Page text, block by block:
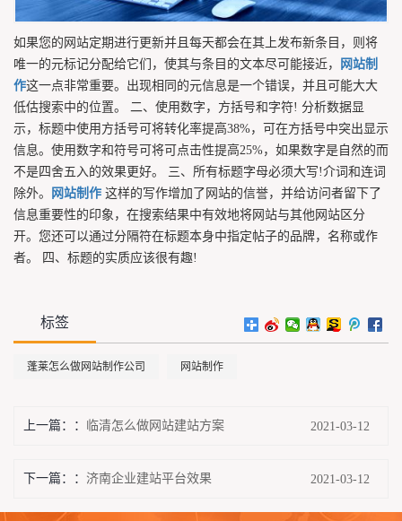
如果您的网站定期进行更新并且每天都会在其上发布新条目，则将
唯一的元标记分配给它们，使其与条目的文本尽可能接近，
网站制
作这一点非常重要。出现相同的元信息是一个错误，并且可能大大
低估搜索中的位置。 二、使用数字，方括号和字符! 分析数据显
示，标题中使用方括号可将转化率提高38%，可在方括号中突出显示
信息。使用数字和符号可将可点击性提高25%，如果数字是自然的而
不是四舍五入的效果更好。 三、所有标题字母必须大写!介词和连词
除外。
网站制作 这样的写作增加了网站的信誉，并给访问者留下了
信息重要性的印象，在搜索结果中有效地将网站与其他网站区分
开。您还可以通过分隔符在标题本身中指定帖子的品牌，名称或作
者。 四、标题的实质应该很有趣!
标签
蓬莱怎么做网站制作公司 网站制作
上一篇： 临清怎么做网站建站方案 2021-03-12
下一篇： 济南企业建站平台效果 2021-03-12